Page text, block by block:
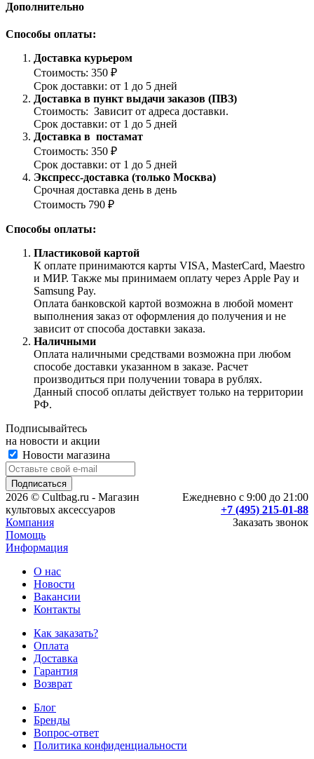
Дополнительно
Способы оплаты:
Доставка курьером
Стоимость: 350 ₽
Срок доставки: от 1 до 5 дней
Доставка в пункт выдачи заказов (ПВЗ)
Стоимость: Зависит от адреса доставки.
Срок доставки: от 1 до 5 дней
Доставка в постамат
Стоимость: 350 ₽
Срок доставки: от 1 до 5 дней
Экспресс-доставка (только Москва)
Срочная доставка день в день
Стоимость 790 ₽
Способы оплаты:
Пластиковой картой
К оплате принимаются карты VISA, MasterCard, Maestro
и МИР. Также мы принимаем оплату через Apple Pay и
Samsung Pay.
Оплата банковской картой возможна в любой момент
выполнения заказ от оформления до получения и не
зависит от способа доставки заказа.
Наличными
Оплата наличными средствами возможна при любом
способе доставки указанном в заказе. Расчет
производиться при получении товара в рублях.
Данный способ оплаты действует только на территории
РФ.
Подписывайтесь
на новости и акции
Новости магазина
Ежедневно с 9:00 до 21:00
+7 (495) 215-01-88
Заказать звонок
2026 © Cultbag.ru - Магазин
культовых аксессуаров
Компания
Помощь
Информация
О нас
Новости
Вакансии
Контакты
Как заказать?
Оплата
Доставка
Гарантия
Возврат
Блог
Бренды
Вопрос-ответ
Политика конфиденциальности